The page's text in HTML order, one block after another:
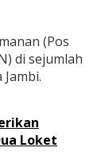
(Pos
di sejumlah
Loket